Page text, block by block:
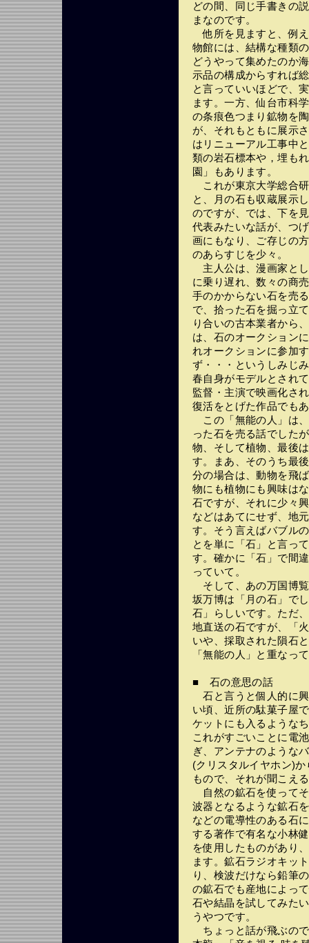
どの間、同じ手書きの
まなのです。
他所を見ますと、例
物館には、結構な種類
どうやって集めたのか
示品の構成からすれば
と言っていいほどで、
ます。一方、仙台市科
の条痕色つまり鉱物を
が、それもともに展示
はリニューアル工事中
類の岩石標本や，埋も
園」もあります。
これが東京大学総合
と、月の石も収蔵展示
のですが、では、下を
代表みたいな話が、つ
画にもなり、ご存じの
のあらすじを少々。
主人公は、漫画家と
に乗り遅れ、数々の商
手のかからない石を売
で、拾った石を掘っ立
り合いの古本業者から
は、石のオークション
れオークションに参加
ず・・・というしみじ
春自身がモデルとされ
監督・主演で映画化さ
復活をとげた作品でも
この「無能の人」は
った石を売る話でした
物、そして植物、最後
す。まあ、そのうち最
分の場合は、動物を飛
物にも植物にも興味は
石ですが、それに少々
などはあてにせず、地
す。そう言えばバブル
とを単に「石」と言っ
す。確かに「石」で間
っていて。
そして、あの万国博
坂万博は「月の石」で
石」らしいです。ただ
地直送の石ですが、「
いや、採取された隕石
「無能の人」と重なっ
■ 石の意思の話
石と言うと個人的に
い頃、近所の駄菓子屋
ケットにも入るような
これがすごいことに電
ぎ、アンテナのような
(クリスタルイヤホン)
もので、それが聞こえ
自然の鉱石を使って
波器となるような鉱石
などの電導性のある石
する著作で有名な小林
を使用したものがあり
ます。鉱石ラジオキッ
り、検波だけなら鉛筆
の鉱石でも産地によっ
石や結晶を試してみた
うやつです。
ちょっと話が飛ぶの